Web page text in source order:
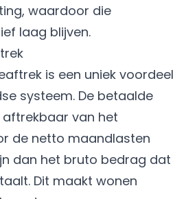
waardoor die
laag blijven.
is een uniek voordeel
systeem. De betaalde
van het
de netto maandlasten
dan het bruto bedrag dat
Dit maakt wonen